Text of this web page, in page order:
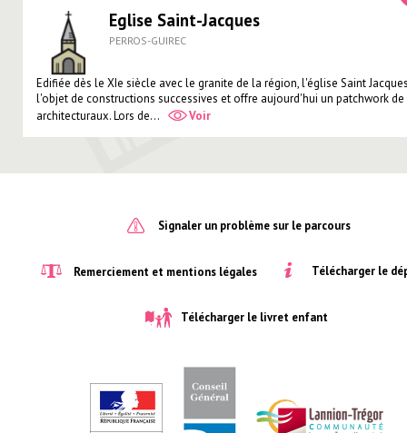
Eglise Saint-Jacques
PERROS-GUIREC
Edifiée dès le XIe siècle avec le granite de la région, l'église Saint
l'objet de constructions successives et offre aujourd'hui un patchwork
architecturaux. Lors de...
Voir
Signaler un problème sur le parcours
Remerciement et mentions légales Télécharger le
Télécharger le livret enfant